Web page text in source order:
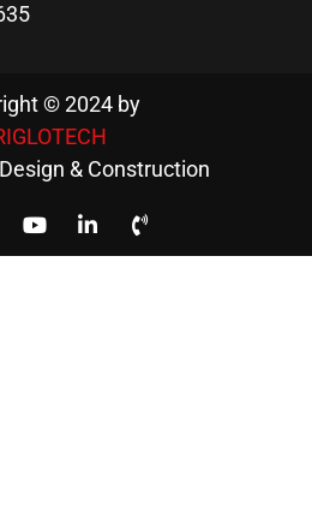
© 2024 by
& Construction